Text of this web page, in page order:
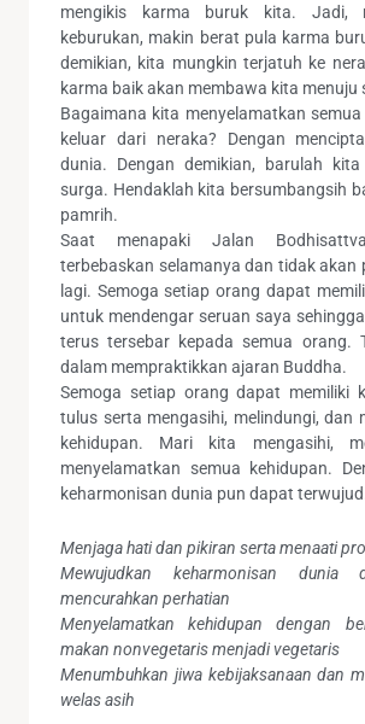
mengikis karma buruk kita. Jadi,
keburukan, makin berat pula karma
demikian, kita mungkin terjatuh ke
karma baik akan membawa kita menuju
Bagaimana kita menyelamatkan
keluar dari neraka? Dengan
dunia. Dengan demikian, barulah
surga. Hendaklah kita bersumbangsih
pamrih.
Saat menapaki Jalan
terbebaskan selamanya dan tidak akan
lagi. Semoga setiap orang dapat
untuk mendengar seruan saya
terus tersebar kepada semua orang.
dalam mempraktikkan ajaran Buddha.
Semoga setiap orang dapat memiliki
tulus serta mengasihi, melindungi, dan
kehidupan. Mari kita mengasihi,
menyelamatkan semua kehidupan.
keharmonisan dunia pun dapat
Menjaga hati dan pikiran serta menaati
Mewujudkan keharmonisan dunia
mencurahkan perhatian
Menyelamatkan kehidupan dengan
makan nonvegetaris menjadi vegetaris
Menumbuhkan jiwa kebijaksanaan dan
welas asih